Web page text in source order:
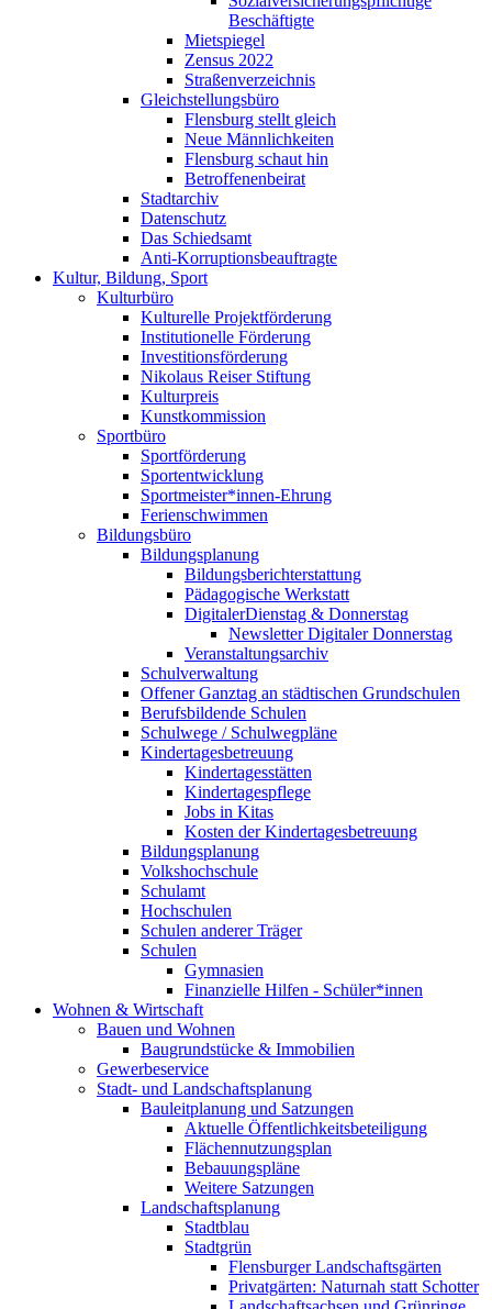
Beschäftigte
Mietspiegel
Zensus 2022
Straßenverzeichnis
Gleichstellungsbüro
Flensburg stellt gleich
Neue Männlichkeiten
Flensburg schaut hin
Betroffenenbeirat
Stadtarchiv
Datenschutz
Das Schiedsamt
Anti-Korruptionsbeauftragte
Kultur, Bildung, Sport
Kulturbüro
Kulturelle Projektförderung
Institutionelle Förderung
Investitionsförderung
Nikolaus Reiser Stiftung
Kulturpreis
Kunstkommission
Sportbüro
Sportförderung
Sportentwicklung
Sportmeister*innen-Ehrung
Ferienschwimmen
Bildungsbüro
Bildungsplanung
Bildungsberichterstattung
Pädagogische Werkstatt
DigitalerDienstag & Donnerstag
Newsletter Digitaler Donnerstag
Veranstaltungsarchiv
Schulverwaltung
Offener Ganztag an städtischen Grundschulen
Berufsbildende Schulen
Schulwege / Schulwegpläne
Kindertagesbetreuung
Kindertagesstätten
Kindertagespflege
Jobs in Kitas
Kosten der Kindertagesbetreuung
Bildungsplanung
Volkshochschule
Schulamt
Hochschulen
Schulen anderer Träger
Schulen
Gymnasien
Finanzielle Hilfen - Schüler*innen
Wohnen & Wirtschaft
Bauen und Wohnen
Baugrundstücke & Immobilien
Gewerbeservice
Stadt- und Landschaftsplanung
Bauleitplanung und Satzungen
Aktuelle Öffentlichkeitsbeteiligung
Flächennutzungsplan
Bebauungspläne
Weitere Satzungen
Landschaftsplanung
Stadtblau
Stadtgrün
Flensburger Landschaftsgärten
Privatgärten: Naturnah statt Schotter